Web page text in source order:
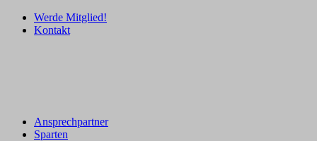
Werde Mitglied!
Kontakt
Ansprechpartner
Sparten